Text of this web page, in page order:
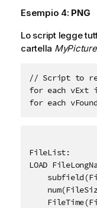
Esempio 4: PNG
Lo script legge
cartella
// Script to
for each vExt
for each
FileList:
LOAD